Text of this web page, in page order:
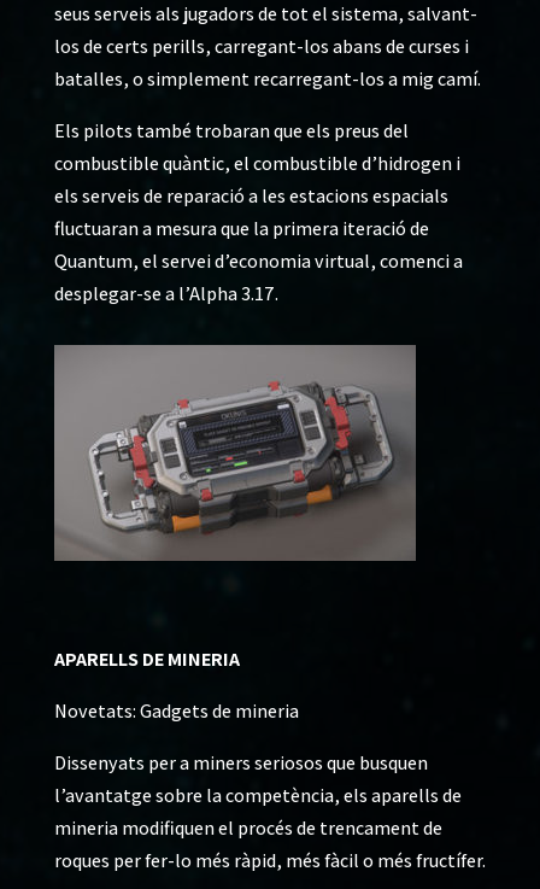
seus serveis als jugadors de tot el sistema, salvant-
los de certs perills, carregant-los abans de curses i
batalles, o simplement recarregant-los a mig camí.
Els pilots també trobaran que els preus del
combustible quàntic, el combustible d’hidrogen i
els serveis de reparació a les estacions espacials
fluctuaran a mesura que la primera iteració de
Quantum, el servei d’economia virtual, comenci a
desplegar-se a l’Alpha 3.17.
APARELLS DE MINERIA
Novetats: Gadgets de mineria
Dissenyats per a miners seriosos que busquen
l’avantatge sobre la competència, els aparells de
mineria modifiquen el procés de trencament de
roques per fer-lo més ràpid, més fàcil o més fructífer.